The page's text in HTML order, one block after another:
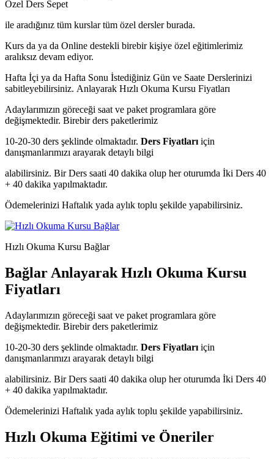
Özel Ders Sepet
ile aradığınız tüm kurslar tüm özel dersler burada.
Kurs da ya da Online destekli birebir kişiye özel eğitimlerimiz
aralıksız devam ediyor.
Hafta İçi ya da Hafta Sonu İstediğiniz Gün ve Saate Derslerinizi
sabitleyebilirsiniz. Anlayarak Hızlı Okuma Kursu Fiyatları
Adaylarımızın göreceği saat ve paket programlara göre
değişmektedir. Birebir ders paketlerimiz
10-20-30 ders şeklinde olmaktadır. Ders Fiyatları için
danışmanlarımızı arayarak detaylı bilgi
alabilirsiniz. Bir Ders saati 40 dakika olup her oturumda İki Ders 40
+ 40 dakika yapılmaktadır.
Ödemelerinizi Haftalık yada aylık toplu şekilde yapabilirsiniz.
Hızlı Okuma Kursu Bağlar
Bağlar Anlayarak Hızlı Okuma Kursu
Fiyatları
Adaylarımızın göreceği saat ve paket programlara göre
değişmektedir. Birebir ders paketlerimiz
10-20-30 ders şeklinde olmaktadır. Ders Fiyatları için
danışmanlarımızı arayarak detaylı bilgi
alabilirsiniz. Bir Ders saati 40 dakika olup her oturumda İki Ders 40
+ 40 dakika yapılmaktadır.
Ödemelerinizi Haftalık yada aylık toplu şekilde yapabilirsiniz.
Hızlı Okuma Eğitimi ve Öneriler